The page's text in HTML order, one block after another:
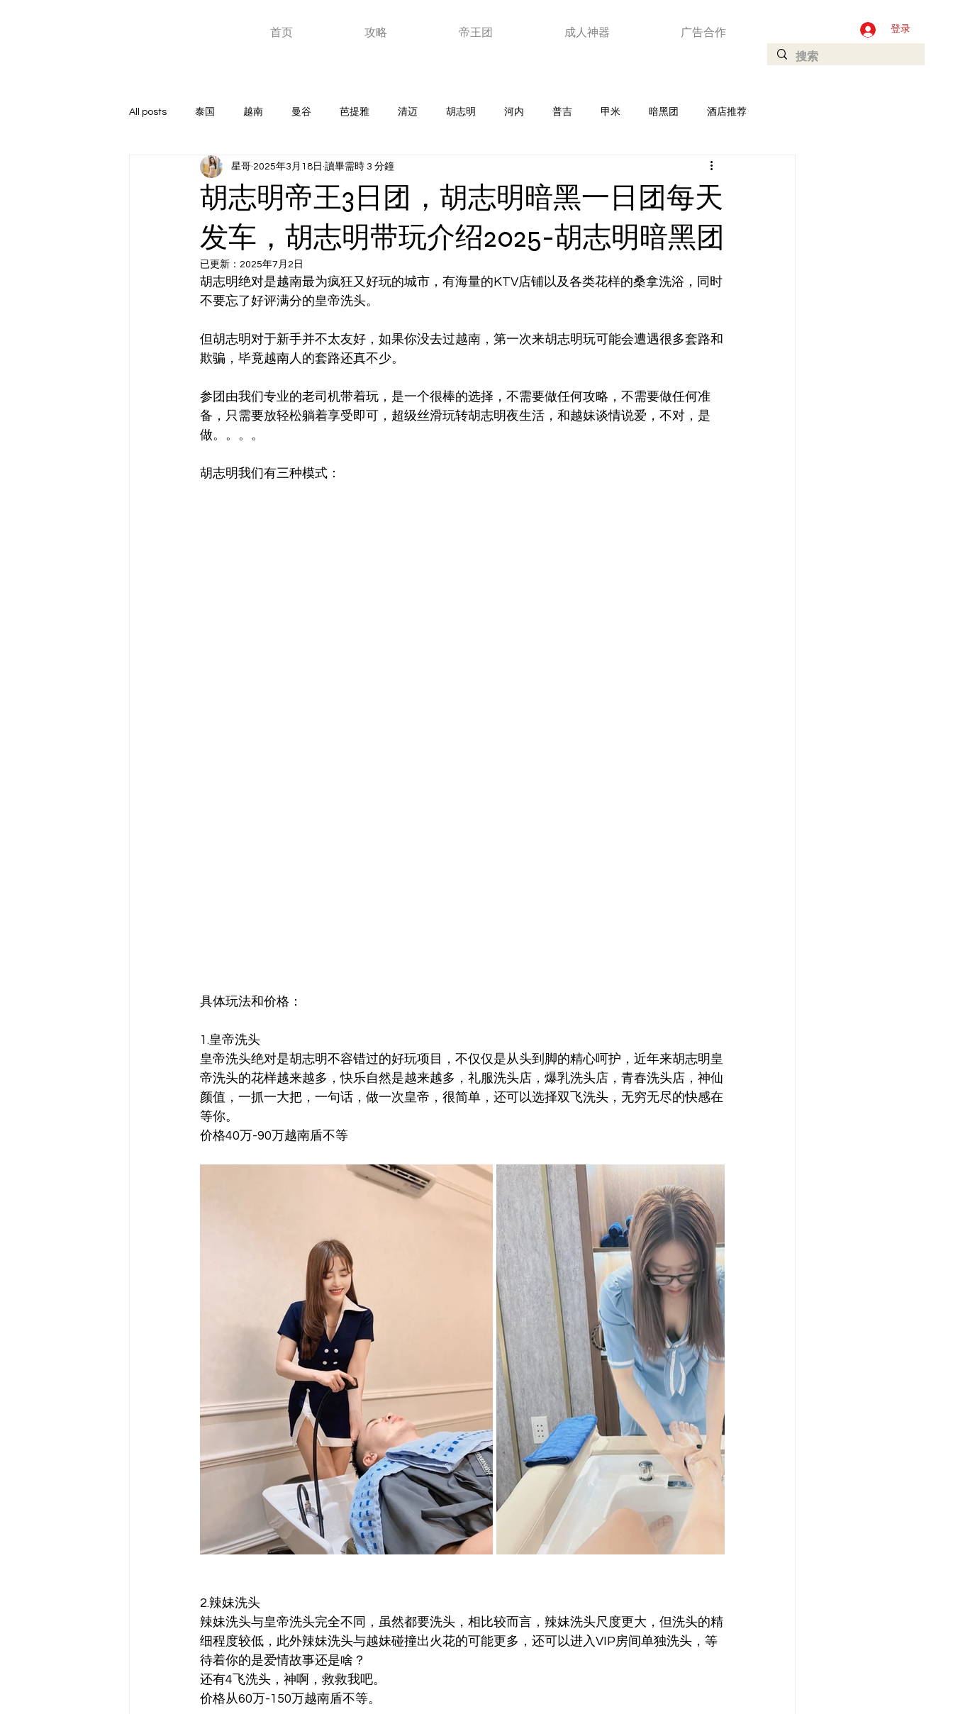
首页 攻略 帝王团 成人神器 广告合作 登录
All posts 泰国 越南 曼谷 芭提雅 清迈 胡志明 河内 普吉 甲米 暗黑团 酒店推荐
高端俱乐部 GOGOBAR 老挝 韩国 Ladyboys
菲律宾 成人神器 ktv 澳门 视频 优惠卷 芽庄
胡志明帝王3日团，胡志明暗黑一日团每天
发车，胡志明带玩介绍2025-胡志明暗黑团
星哥 2025年3月18日 讀畢需時 3 分鐘
已更新： 2025年7月2日
胡志明绝对是越南最为疯狂又好玩的城市，有海量的KTV店铺以及各类花样的桑拿洗浴，同时
不要忘了好评满分的皇帝洗头。
但胡志明对于新手并不太友好，如果你没去过越南，第一次来胡志明玩可能会遭遇很多套路和
欺骗，毕竟越南人的套路还真不少。
参团由我们专业的老司机带着玩，是一个很棒的选择，不需要做任何攻略，不需要做任何准
备，只需要放轻松躺着享受即可，超级丝滑玩转胡志明夜生活，和越妹谈情说爱，不对，是
做。。。。
胡志明我们有三种模式：
具体玩法和价格：
1.皇帝洗头
皇帝洗头绝对是胡志明不容错过的好玩项目，不仅仅是从头到脚的精心呵护，近年来胡志明皇
帝洗头的花样越来越多，快乐自然是越来越多，礼服洗头店，爆乳洗头店，青春洗头店，神仙
颜值，一抓一大把，一句话，做一次皇帝，很简单，还可以选择双飞洗头，无穷无尽的快感在
等你。
价格40万-90万越南盾不等
2.辣妹洗头
辣妹洗头与皇帝洗头完全不同，虽然都要洗头，相比较而言，辣妹洗头尺度更大，但洗头的精
细程度较低，此外辣妹洗头与越妹碰撞出火花的可能更多，还可以进入VIP房间单独洗头，等
待着你的是爱情故事还是啥？
还有4飞洗头，神啊，救救我吧。
价格从60万-150万越南盾不等。